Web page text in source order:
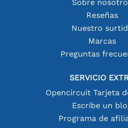
Sobre
Reseñas
Nuestro
Marcas
Preguntas
SERVICIO
Opencircuit Tarjeta
Escribe un
Programa de